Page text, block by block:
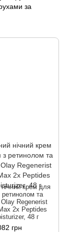
за
нічний крем для
ретинолом та
Regenerist
2x Peptides
48 г
грн